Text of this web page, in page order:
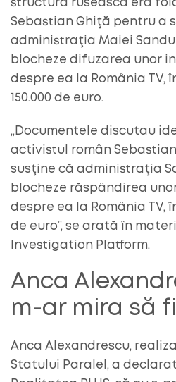
structură rusească era
Sebastian Ghiţă pentru a
administraţia Maiei
blocheze difuzarea unor
despre ea la România TV,
150.000 de euro.
„Documentele discutau
activistul român
susţine că administraţia
blocheze răspândirea
despre ea la România TV,
de euro”, se arată în
Investigation Platform.
Anca
m-ar mira să
Anca Alexandrescu,
Statului Paralel, a